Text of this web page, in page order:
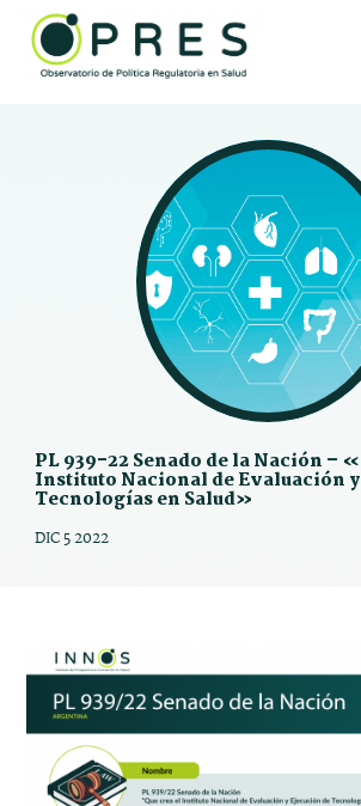
PL 939-22 Senado de la Nación –
Instituto Nacional de Evaluación
Tecnologías en Salud»
DIC 5 2022